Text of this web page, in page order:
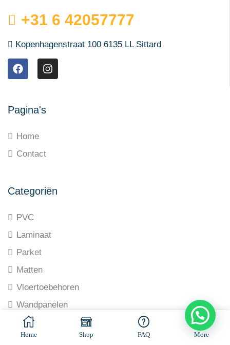
Home Shop FAQ More
+31 6 42057777
Kopenhagenstraat 100 6135 LL Sittard
Pagina's
Home
Contact
Categoriën
PVC
Laminaat
Parket
Matten
Vloertoebehoren
Wandpanelen
© All rights reserved. Made by Ramaekers-Consultancy